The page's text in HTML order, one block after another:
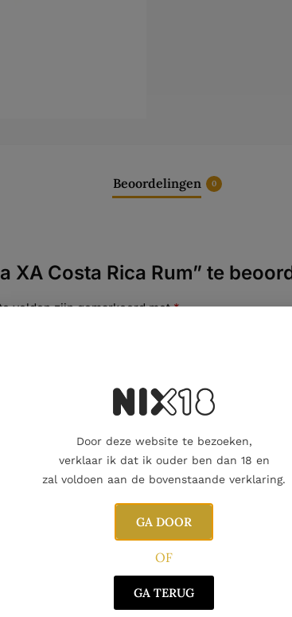
Beoordelingen 0
XA Costa Rica Rum” te
velden zijn gemarkeerd met*
E-mail
Door deze website te bezoeken,
verklaar ik dat ik ouder ben dan 18 en
zal voldoen aan de bovenstaande verklaring.
GA DOOR
OF
GA TERUG